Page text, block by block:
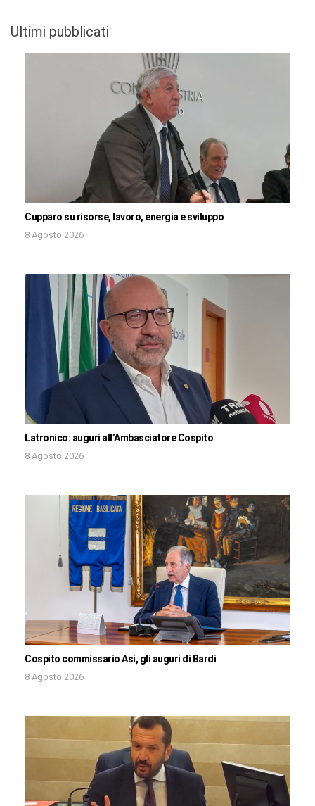
Ultimi pubblicati
Cupparo su risorse, lavoro, energia e sviluppo
8 Agosto 2026
Latronico: auguri all’Ambasciatore Cospito
8 Agosto 2026
Cospito commissario Asi, gli auguri di Bardi
8 Agosto 2026